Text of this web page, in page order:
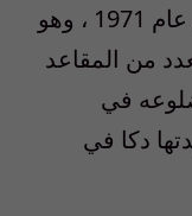
زمن ما قبل انشطار باكستان في عام 1971 ، وهو
من المقاعد
في
دكا في